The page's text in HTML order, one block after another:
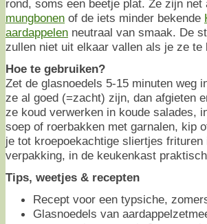
rond, soms een beetje plat. Ze zijn
mungbonen of de iets minder bekende
aardappelen neutraal van smaak. De
zullen niet uit elkaar vallen als je ze te
Hoe te gebruiken?
Zet de glasnoedels 5-15 minuten weg
ze al goed (=zacht) zijn, dan afgieten
ze koud verwerken in koude salades,
soep of roerbakken met garnalen, kip
je tot kroepoekachtige sliertjes frituren
verpakking, in de keukenkast
Tips, weetjes & recepten
Recept voor een typsiche,
Glasnoedels van